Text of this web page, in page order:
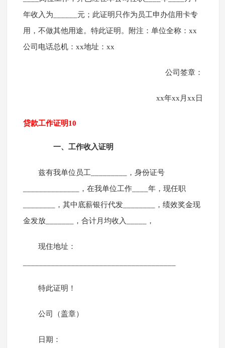
年收入为______元；此证明只作为员工申办信用卡专
用，不做其他用途。特此证明。附注：单位全称：xx
公司电话总机：xx地址：xx
公司签章：
xx年xx月xx日
贷款工作证明10
一、工作收入证明
兹有我单位员工_________，身份证号
______________，在我单位工作____年，现任职
________，其中底薪银行代发________，绩效奖金现
金发放_______，合计月均收入_____，
现住地址：
特此证明！
公司（盖章）
日期：